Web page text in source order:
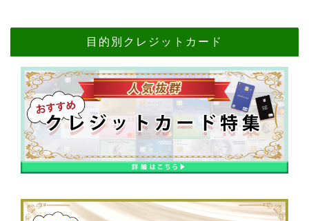
目的別クレジットカード